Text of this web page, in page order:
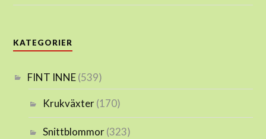
KATEGORIER
FINT INNE(539)
Krukväxter(170)
Snittblommor(323)